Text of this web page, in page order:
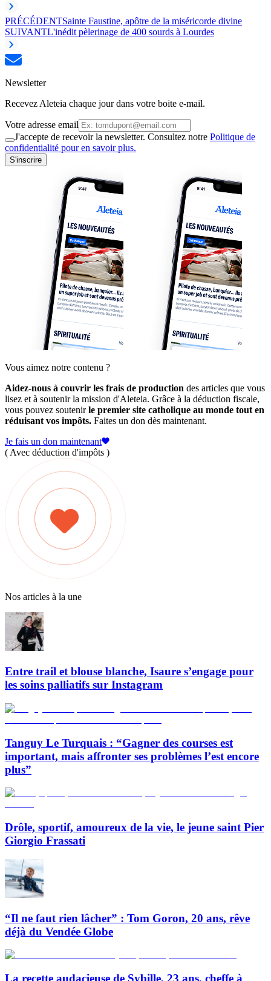
PRÉCÉDENTSainte Faustine, apôtre de la miséricorde divine
SUIVANTL'inédit pèlerinage de 400 sourds à Lourdes
Newsletter
Recevez Aleteia chaque jour dans votre boite e-mail.
Votre adresse email
J'accepte de recevoir la newsletter. Consultez notre Politique de
confidentialité pour en savoir plus.
S'inscrire
Vous aimez notre contenu ?
Aidez-nous à couvrir les frais de production des articles que vous
lisez et à soutenir la mission d'Aleteia. Grâce à la déduction fiscale,
vous pouvez soutenirle premier site catholique au monde tout en
réduisant vos impôts. Faites un don dès maintenant.
Je fais un don maintenant
( Avec déduction d'impôts )
Nos articles à la une
Entre trail et blouse blanche, Isaure s’engage pour
les soins palliatifs sur Instagram
Tanguy Le Turquais : “Gagner des courses est
important, mais affronter ses problèmes l’est encore
plus”
Drôle, sportif, amoureux de la vie, le jeune saint Pier
Giorgio Frassati
“Il ne faut rien lâcher” : Tom Goron, 20 ans, rêve
déjà du Vendée Globe
La recette audacieuse de Sybille, 23 ans, cheffe à